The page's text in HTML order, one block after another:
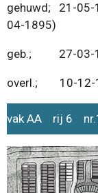
gehuwd; 21-05-
04-1895)
geb.; 27-03-
overl.; 10-12-
vak AA rij 6